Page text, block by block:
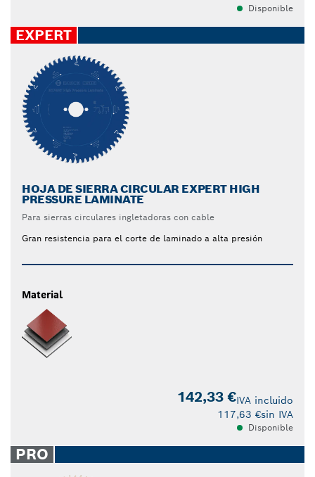
Disponible
EXPERT
HOJA DE SIERRA CIRCULAR EXPERT HIGH
PRESSURE LAMINATE
Para sierras circulares ingletadoras con cable
Gran resistencia para el corte de laminado a alta presión
Material
142,33 €IVA incluido
117,63 €sin IVA
Disponible
PRO